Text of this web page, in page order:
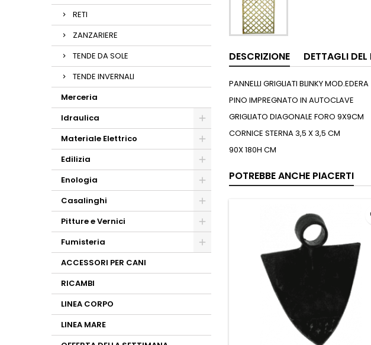
RETI
ZANZARIERE
TENDE DA SOLE
TENDE INVERNALI
Merceria
Idraulica
Materiale Elettrico
Edilizia
Enologia
Casalinghi
Pitture e Vernici
Fumisteria
ACCESSORI PER CANI
RICAMBI
LINEA CORPO
LINEA MARE
DESCRIZIONE DETTAGLI
PANNELLI GRIGLIATI BLINKY MOD.EDERA
PINO IMPREGNATO IN AUTOCLAVE
GRIGLIATO DIAGONALE FORO 9X9CM
CORNICE STERNA 3,5 X 3,5 CM
90X 180H CM
POTREBBE ANCHE PIACERTI